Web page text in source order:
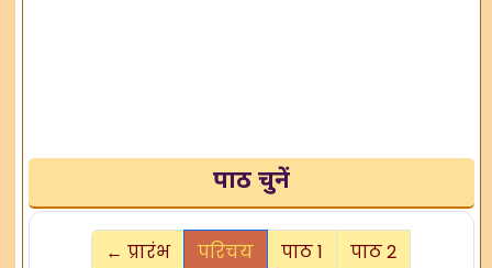
पाठ चुनें
← प्रारंभ परिचय पाठ 1
पाठ 2